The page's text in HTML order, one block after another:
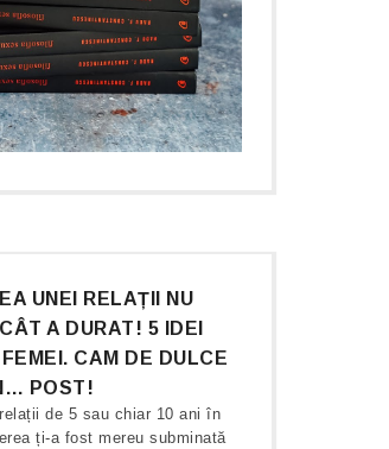
UNEI RELAȚII NU
A DURAT! 5 IDEI
FEMEI. CAM DE DULCE
POST!
de 5 sau chiar 10 ani în
ți-a fost mereu subminată